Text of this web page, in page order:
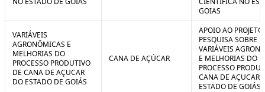
GOIAS
VARIÁVEIS
AGRONÔMICAS E
MELHORIAS DO
PROCESSO PRODUTIVO
DE CANA DE AÇUCAR
DO ESTADO DE GOIÁS
CANA DE AÇÚCAR
APOIO AO
PESQUISA SOBRE
VARIÁVEIS
E MELHORIAS DO
PROCESSO
CANA DE AÇUCAR
ESTADO DE GOIÁS